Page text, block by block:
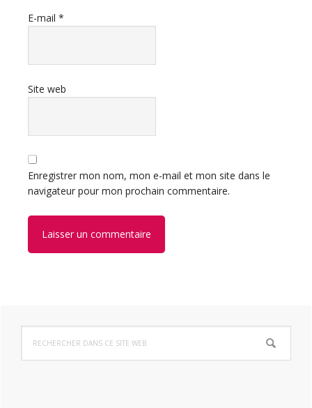
E-mail *
Site web
Enregistrer mon nom, mon e-mail et mon site dans le
navigateur pour mon prochain commentaire.
Barre
latérale
dans
ce